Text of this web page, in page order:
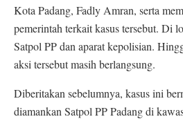
Kota Padang, Fadly Amran, serta
pemerintah terkait kasus tersebut. Di
Satpol PP dan aparat kepolisian.
aksi tersebut masih berlangsung.
Diberitakan sebelumnya, kasus ini
diamankan Satpol PP Padang di